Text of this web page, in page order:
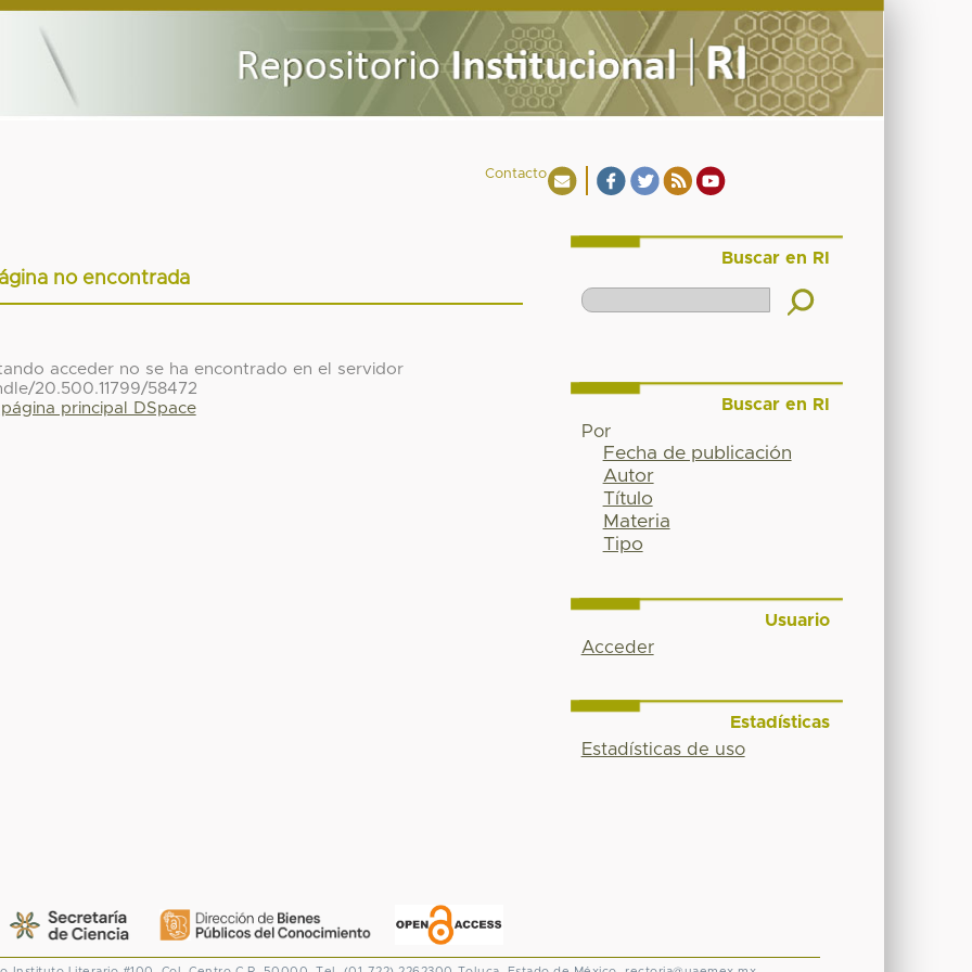
Contacto
no encontrada
acceder no se ha encontrado en el servidor
20.500.11799/58472
página principal DSpace
Buscar en RI
Buscar en RI
Por
Fecha de publicación
Autor
Título
Materia
Tipo
Usuario
Acceder
Estadísticas
Estadísticas de uso